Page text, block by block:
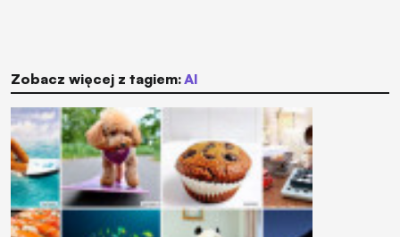
Zobacz więcej z tagiem: AI